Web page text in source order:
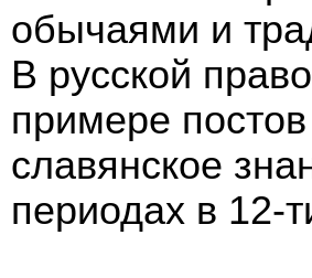
обычаями и
В русской
примере
славянское
периодах в 12-